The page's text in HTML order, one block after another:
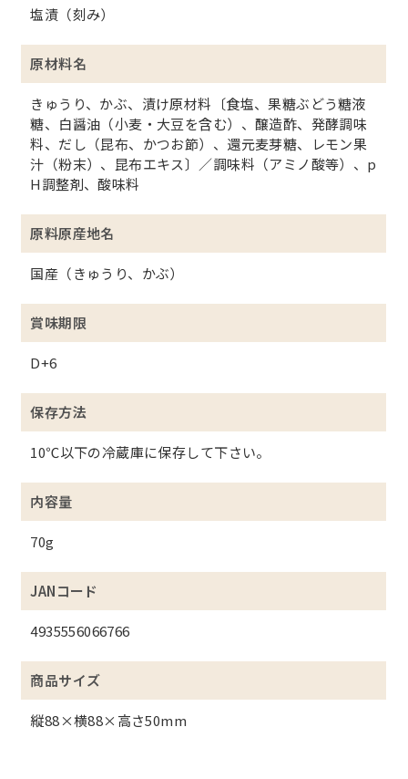
塩漬（刻み）
原材料名
きゅうり、かぶ、漬け原材料〔食塩、果糖ぶどう糖液
糖、白醤油（小麦・大豆を含む）、醸造酢、発酵調味
料、だし（昆布、かつお節）、還元麦芽糖、レモン果
汁（粉末）、昆布エキス〕／調味料（アミノ酸等）、p
H調整剤、酸味料
原料原産地名
国産（きゅうり、かぶ）
賞味期限
D+6
保存方法
10℃以下の冷蔵庫に保存して下さい。
内容量
70g
JANコード
4935556066766
商品サイズ
縦88×横88×高さ50mm